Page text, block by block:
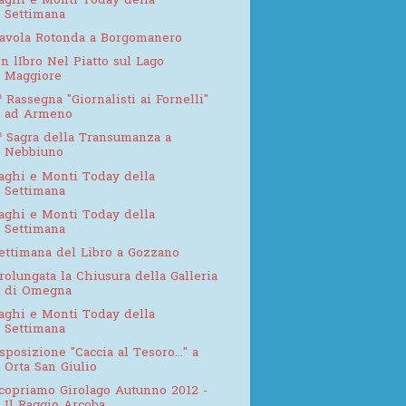
Settimana
Rotonda a Borgomanero
lIbro Nel Piatto sul Lago
Maggiore
Rassegna "Giornalisti ai Fornelli"
ad Armeno
Sagra della Transumanza a
Nebbiuno
e Monti Today della
Settimana
e Monti Today della
Settimana
del Libro a Gozzano
la Chiusura della Galleria
di Omegna
e Monti Today della
Settimana
"Caccia al Tesoro..." a
Orta San Giulio
Girolago Autunno 2012 -